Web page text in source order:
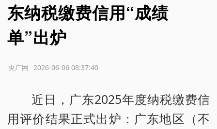
东纳税缴费信用“成绩
单”出炉
2026-06-06 08:37:40
央广网
近日，广东2025年度纳税缴费信
用评价结果正式出炉：广东地区（不